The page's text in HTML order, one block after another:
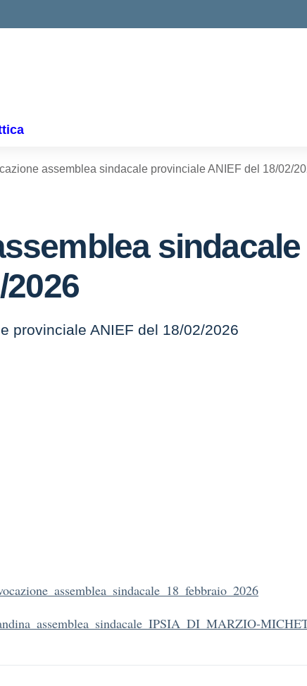
assemblea sindacale provinciale ANIEF del 18/02/
provinciale ANIEF del 18/02/2026